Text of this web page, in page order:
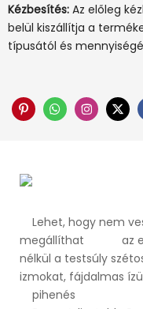
Kézbesítés: Az előleg
belül kiszállítja a
típusától és
Lehet, hogy nem
megállíthat az
nélkül a testsúly
izmokat, fájdalmas
pihenés